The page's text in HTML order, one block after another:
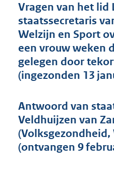
Vragen van het lid
staatssecretaris
Welzijn en Sport
een vrouw weken
gelegen door
(ingezonden 13
Antwoord van
Veldhuijzen van
(ontvangen 9